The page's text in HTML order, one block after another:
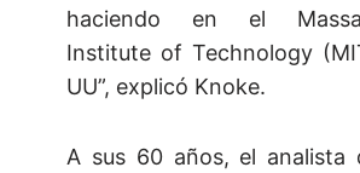
haciendo en el
Institute of Technology
UU”, explicó Knoke.
A sus 60 años, el analista